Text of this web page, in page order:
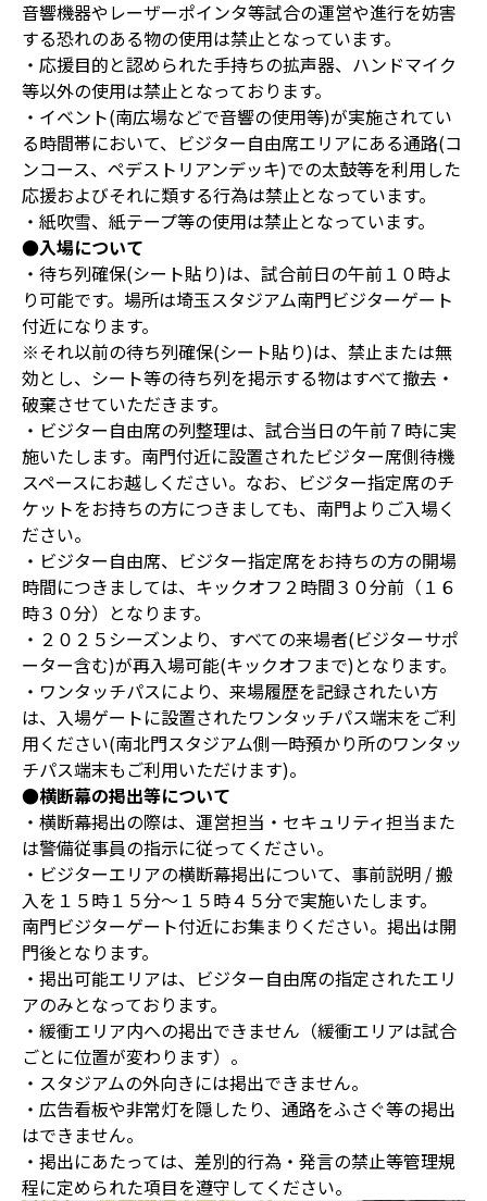
音響機器やレーザーポインタ等試合の運営や進行を妨害
する恐れのある物の使用は禁止となっています。
・応援目的と認められた手持ちの拡声器、ハンドマイク
等以外の使用は禁止となっております。
・イベント(南広場などで音響の使用等)が実施されてい
る時間帯において、ビジター自由席エリアにある通路(コ
ンコース、ペデストリアンデッキ)での太鼓等を利用した
応援およびそれに類する行為は禁止となっています。
・紙吹雪、紙テープ等の使用は禁止となっています。
●入場について
・待ち列確保(シート貼り)は、試合前日の午前１０時よ
り可能です。場所は埼玉スタジアム南門ビジターゲート
付近になります。
※それ以前の待ち列確保(シート貼り)は、禁止または無
効とし、シート等の待ち列を掲示する物はすべて撤去・
破棄させていただきます。
・ビジター自由席の列整理は、試合当日の午前７時に実
施いたします。南門付近に設置されたビジター席側待機
スペースにお越しください。なお、ビジター指定席のチ
ケットをお持ちの方につきましても、南門よりご入場く
ださい。
・ビジター自由席、ビジター指定席をお持ちの方の開場
時間につきましては、キックオフ２時間３０分前（１６
時３０分）となります。
・２０２５シーズンより、すべての来場者(ビジターサポ
ーター含む)が再入場可能(キックオフまで)となります。
・ワンタッチパスにより、来場履歴を記録されたい方
は、入場ゲートに設置されたワンタッチパス端末をご利
用ください(南北門スタジアム側一時預かり所のワンタッ
チパス端末もご利用いただけます)。
●横断幕の掲出等について
・横断幕掲出の際は、運営担当・セキュリティ担当また
は警備従事員の指示に従ってください。
・ビジターエリアの横断幕掲出について、事前説明 / 搬
入を１５時１５分～１５時４５分で実施いたします。
南門ビジターゲート付近にお集まりください。掲出は開
門後となります。
・掲出可能エリアは、ビジター自由席の指定されたエリ
アのみとなっております。
・緩衝エリア内への掲出できません（緩衝エリアは試合
ごとに位置が変わります）。
・スタジアムの外向きには掲出できません。
・広告看板や非常灯を隠したり、通路をふさぐ等の掲出
はできません。
・掲出にあたっては、差別的行為・発言の禁止等管理規
程に定められた項目を遵守してください。